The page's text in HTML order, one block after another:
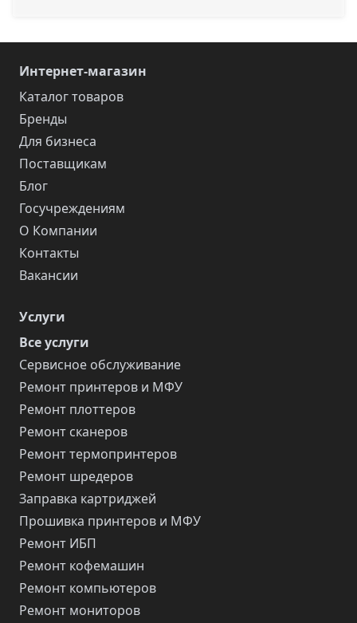
Интернет-магазин
Каталог товаров
Бренды
Для бизнеса
Поставщикам
Блог
Госучреждениям
О Компании
Контакты
Вакансии
Услуги
Все услуги
Сервисное обслуживание
Ремонт принтеров и МФУ
Ремонт плоттеров
Ремонт сканеров
Ремонт термопринтеров
Ремонт шредеров
Заправка картриджей
Прошивка принтеров и МФУ
Ремонт ИБП
Ремонт кофемашин
Ремонт компьютеров
Ремонт мониторов